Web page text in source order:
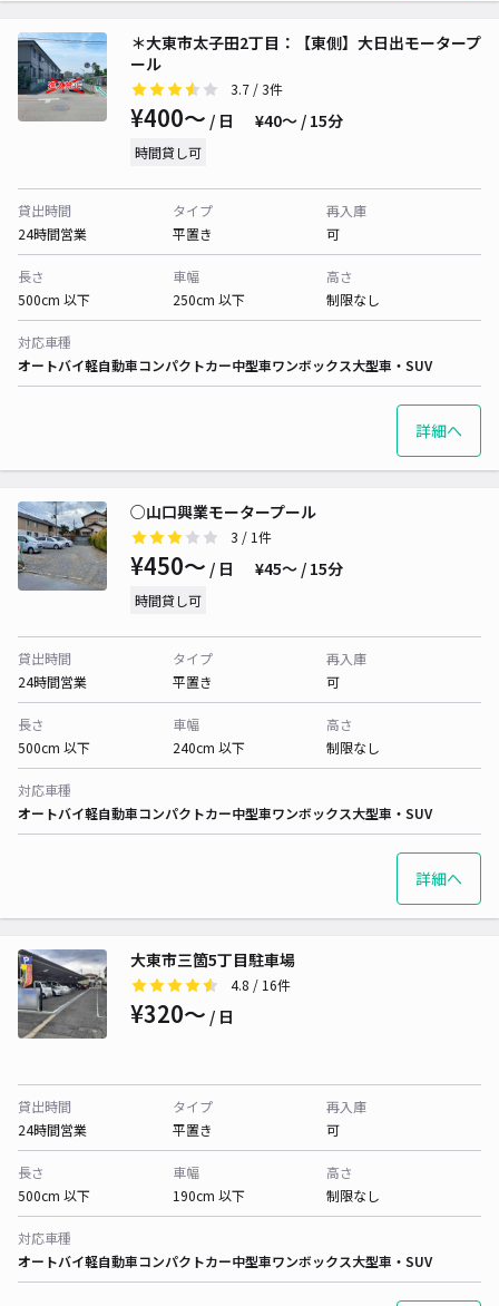
＊大東市太子田2丁目：【東側】大日出モータープ
ール
3.7 / 3件
¥400〜 / 日 ¥40〜 / 15分
時間貸し可
貸出時間
24時間営業
タイプ
平置き
再入庫
可
長さ
500cm 以下
車幅
250cm 以下
高さ
制限なし
対応車種
オートバイ軽自動車コンパクトカー中型車ワンボックス大型車・SUV
詳細へ
○山口興業モータープール
3 / 1件
¥450〜 / 日 ¥45〜 / 15分
時間貸し可
貸出時間
24時間営業
タイプ
平置き
再入庫
可
長さ
500cm 以下
車幅
240cm 以下
高さ
制限なし
対応車種
オートバイ軽自動車コンパクトカー中型車ワンボックス大型車・SUV
詳細へ
大東市三箇5丁目駐車場
4.8 / 16件
¥320〜 / 日
貸出時間
24時間営業
タイプ
平置き
再入庫
可
長さ
500cm 以下
車幅
190cm 以下
高さ
制限なし
対応車種
オートバイ軽自動車コンパクトカー中型車ワンボックス大型車・SUV